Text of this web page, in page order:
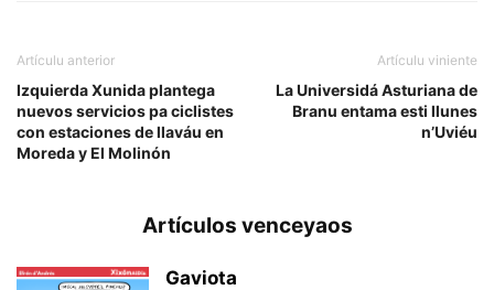
Artículu anterior
Izquierda Xunida plantega
nuevos servicios pa ciclistes
con estaciones de llaváu en
Moreda y El Molinón
Artículu viniente
La Universidá Asturiana de
Branu entama esti llunes
n’Uviéu
Artículos venceyaos
Gaviota